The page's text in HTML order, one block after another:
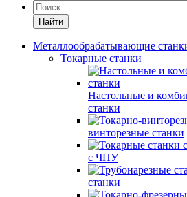
Найти
Металлообрабатывающие
Токарные станки
Настольные и
станки
винторезные станки
с ЧПУ
станки